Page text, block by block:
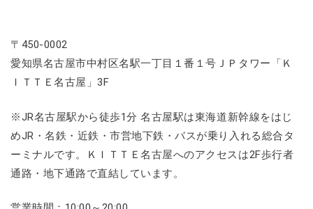
〒450-0002
愛知県名古屋市中村区名駅一丁目１番１号ＪＰタワー「Ｋ
ＩＴＴＥ名古屋」3F
※JR名古屋駅から徒歩1分 名古屋駅は東海道新幹線をはじ
めJR・名鉄・近鉄・市営地下鉄・バスが乗り入れる総合タ
ーミナルです。ＫＩＴＴＥ名古屋へのアクセスは2F歩行者
通路・地下通路で直結しています。